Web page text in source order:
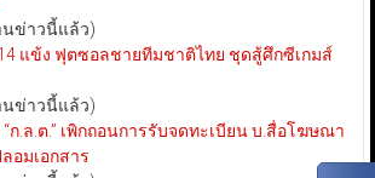
นข่าวนี้แล้ว)
แข้ง ฟุตซอลชายทีมชาติไทย ชุดสู้ศึกซีเกมส์
นข่าวนี้แล้ว)
“ก.ล.ต.” เพิกถอนการรับจดทะเบียน บ.สื่อโฆษณา
อมเอกสาร